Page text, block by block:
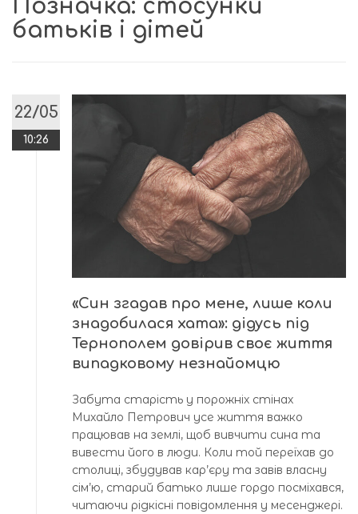
Позначка: стосунки
батьків і дітей
22/05
10:26
«Син згадав про мене, лише коли
знадобилася хата»: дідусь під
Тернополем довірив своє життя
випадковому незнайомцю
Забута старість у порожніх стінах
Михайло Петрович усе життя важко
працював на землі, щоб вивчити сина та
вивести його в люди. Коли той переїхав до
столиці, збудував кар’єру та завів власну
сім’ю, старий батько лише гордо посміхався,
читаючи рідкісні повідомлення у месенджері.